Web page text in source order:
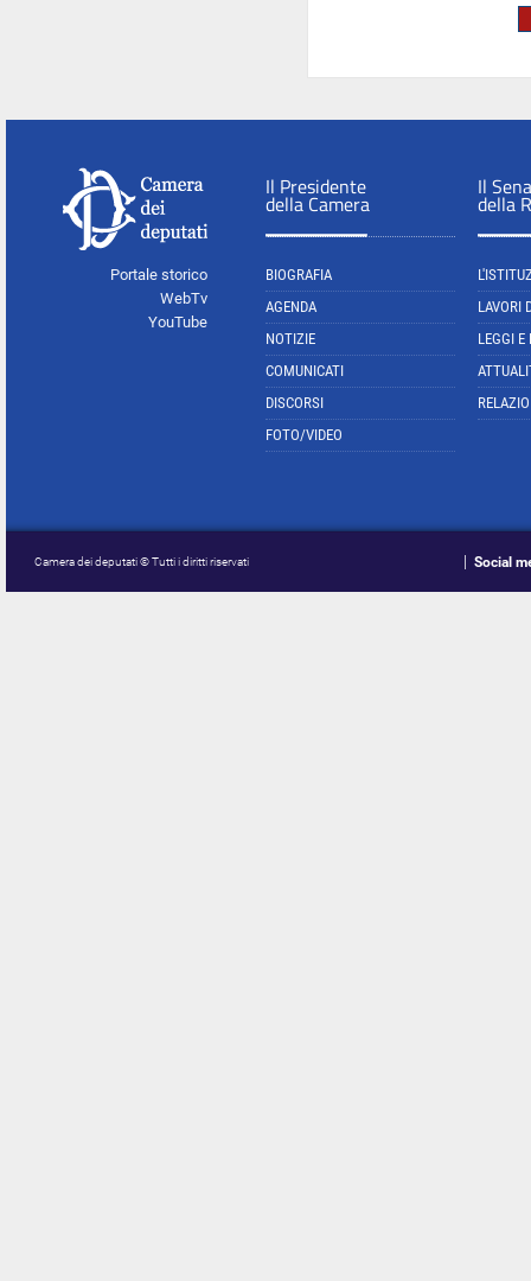
Portale storico
WebTv
YouTube
Il Presidente
della Camera
BIOGRAFIA
AGENDA
NOTIZIE
COMUNICATI
DISCORSI
FOTO/VIDEO
Il
della
LAVORI
LEGGI E
Camera dei deputati © Tutti i diritti riservati Social